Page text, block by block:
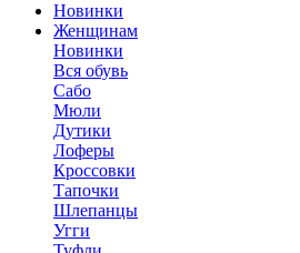
Новинки
Женщинам
Новинки
Вся обувь
Сабо
Мюли
Дутики
Лоферы
Кроссовки
Тапочки
Шлепанцы
Угги